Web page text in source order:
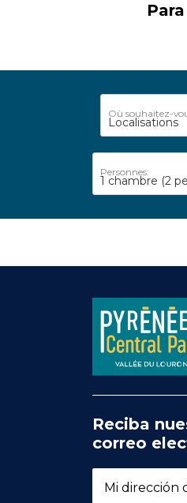
Où souhaitez-
Personnes:
1 chambre (2
Reciba
correo